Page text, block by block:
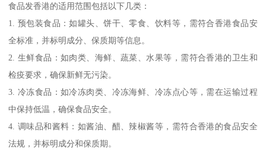
食品发香港的适用范围包括以下几类：
1. 预包装食品：如罐头、饼干、零食、饮料等，需符合香港食品安
全标准，并标明成分、保质期等信息。
2. 生鲜食品：如肉类、海鲜、蔬菜、水果等，需符合香港的卫生和
检疫要求，确保新鲜无污染。
3. 冷冻食品：如冷冻肉类、冷冻海鲜、冷冻点心等，需在运输过程
中保持低温，确保食品安全。
4. 调味品和酱料：如酱油、醋、辣椒酱等，需符合香港的食品安全
法规，并标明成分和保质期。